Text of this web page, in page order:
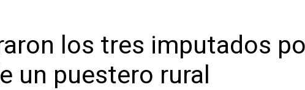
los tres imputados
un puestero rural